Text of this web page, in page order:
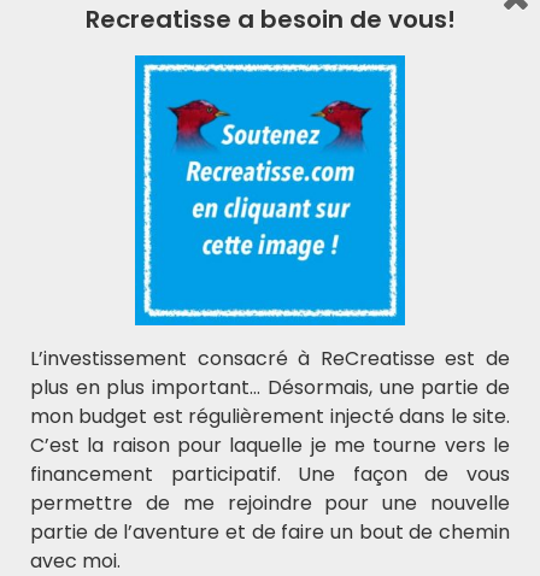
curiosité des enfants et peut apporter son aide
pour les devoirs, rendant l'apprentissage amusant
et accessible.
Essayer Maître Hibou
L'actualité ReCreatisse
N'hésitez pas à laisser votre e-mail ci-dessous.
Laisser un commentaire
Votre adresse e-mail ne sera pas publiée. Les
champs obligatoires sont indiqués avec*
Recreatisse a besoin de vous!
L’investissement consacré à ReCreatisse est de
plus en plus important… Désormais, une partie de
mon budget est régulièrement injecté dans le site.
C’est la raison pour laquelle je me tourne vers le
financement participatif. Une façon de vous
permettre de me rejoindre pour une nouvelle
partie de l’aventure et de faire un bout de chemin
avec moi.